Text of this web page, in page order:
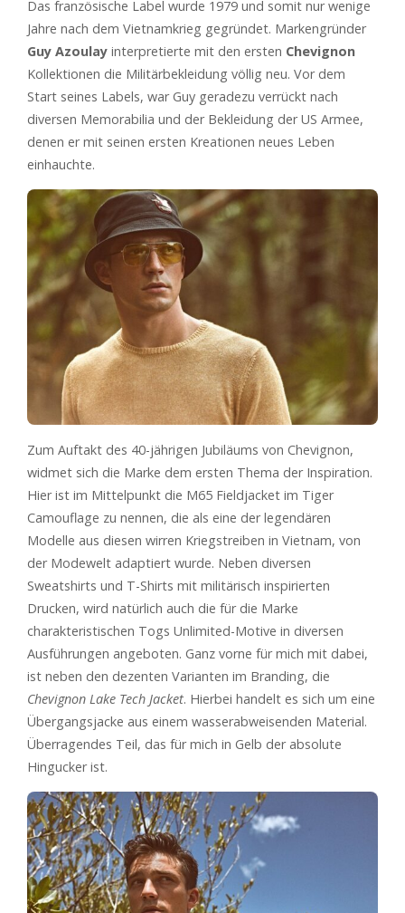
Das französische Label wurde 1979 und somit nur wenige
Jahre nach dem Vietnamkrieg gegründet. Markengründer
Guy Azoulay interpretierte mit den ersten Chevignon
Kollektionen die Militärbekleidung völlig neu. Vor dem
Start seines Labels, war Guy geradezu verrückt nach
diversen Memorabilia und der Bekleidung der US Armee,
denen er mit seinen ersten Kreationen neues Leben
einhauchte.
Zum Auftakt des 40-jährigen Jubiläums von Chevignon,
widmet sich die Marke dem ersten Thema der Inspiration.
Hier ist im Mittelpunkt die M65 Fieldjacket im Tiger
Camouflage zu nennen, die als eine der legendären
Modelle aus diesen wirren Kriegstreiben in Vietnam, von
der Modewelt adaptiert wurde. Neben diversen
Sweatshirts und T-Shirts mit militärisch inspirierten
Drucken, wird natürlich auch die für die Marke
charakteristischen Togs Unlimited-Motive in diversen
Ausführungen angeboten. Ganz vorne für mich mit dabei,
ist neben den dezenten Varianten im Branding, die
Chevignon Lake Tech Jacket. Hierbei handelt es sich um eine
Übergangsjacke aus einem wasserabweisenden Material.
Überragendes Teil, das für mich in Gelb der absolute
Hingucker ist.